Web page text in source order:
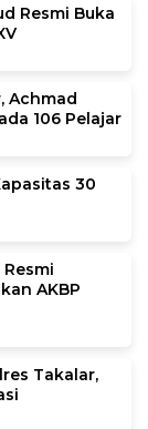
Resmi Buka
Achmad
106 Pelajar
30
AKBP
Takalar,